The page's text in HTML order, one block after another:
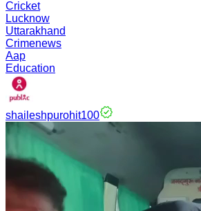
Cricket
Lucknow
Uttarakhand
Crimenews
Aap
Education
shaileshpurohit100